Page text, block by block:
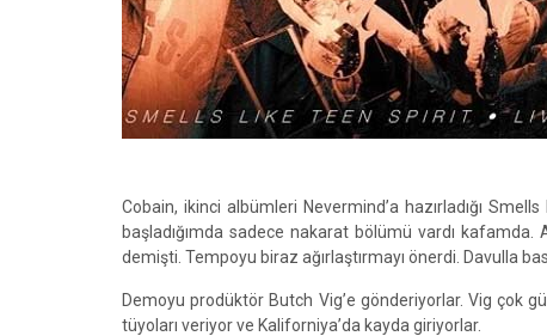
Cobain, ikinci albümleri Nevermind’a hazırladığı
başladığımda sadece nakarat bölümü vardı
demişti. Tempoyu biraz ağırlaştırmayı önerdi. Davulla
Demoyu prodüktör Butch Vig’e gönderiyorlar. Vig çok
tüyoları veriyor ve Kaliforniya’da kayda giriyorlar.